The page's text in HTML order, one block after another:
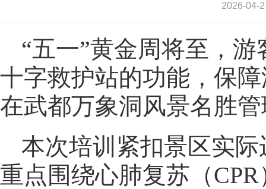
2026-04-
“五一”黄金周将至，
十字救护站的功能，保
在武都万象洞风景名胜
本次培训紧扣景区实
重点围绕心肺复苏（